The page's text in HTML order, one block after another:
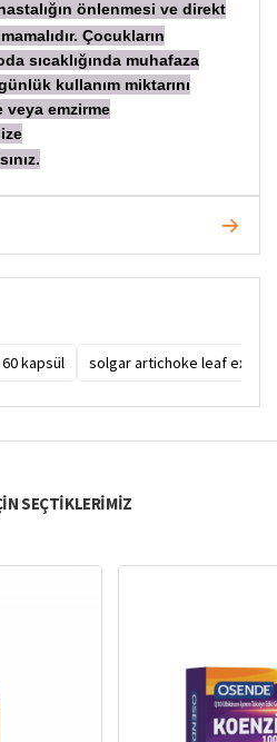
önlenmesi ve direkt
Çocukların
sıcaklığında muhafaza
kullanım miktarını
veya emzirme
kapsül solgar artichoke leaf
SEÇTIKLERIMIZ